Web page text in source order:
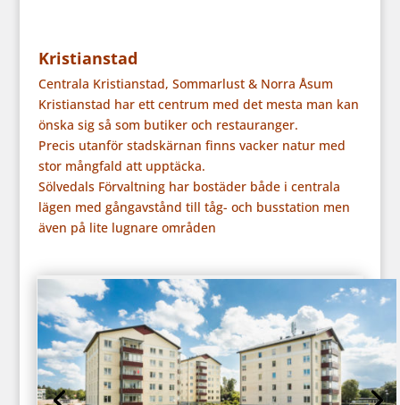
Kristianstad
Centrala Kristianstad, Sommarlust & Norra Åsum
Kristianstad har ett centrum med det mesta man kan
önska sig så som butiker och restauranger.
Precis utanför stadskärnan finns vacker natur med
stor mångfald att upptäcka.
Sölvedals Förvaltning har bostäder både i centrala
lägen med gångavstånd till tåg- och busstation men
även på lite lugnare områden